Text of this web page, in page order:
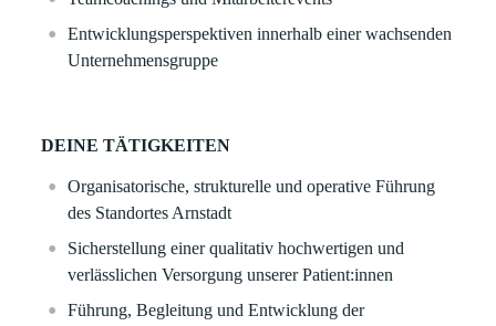
Entwicklungsperspektiven innerhalb einer wachsenden
Unternehmensgruppe
DEINE TÄTIGKEITEN
Organisatorische, strukturelle und operative Führung
des Standortes Arnstadt
Sicherstellung einer qualitativ hochwertigen und
verlässlichen Versorgung unserer Patient:innen
Führung, Begleitung und Entwicklung der